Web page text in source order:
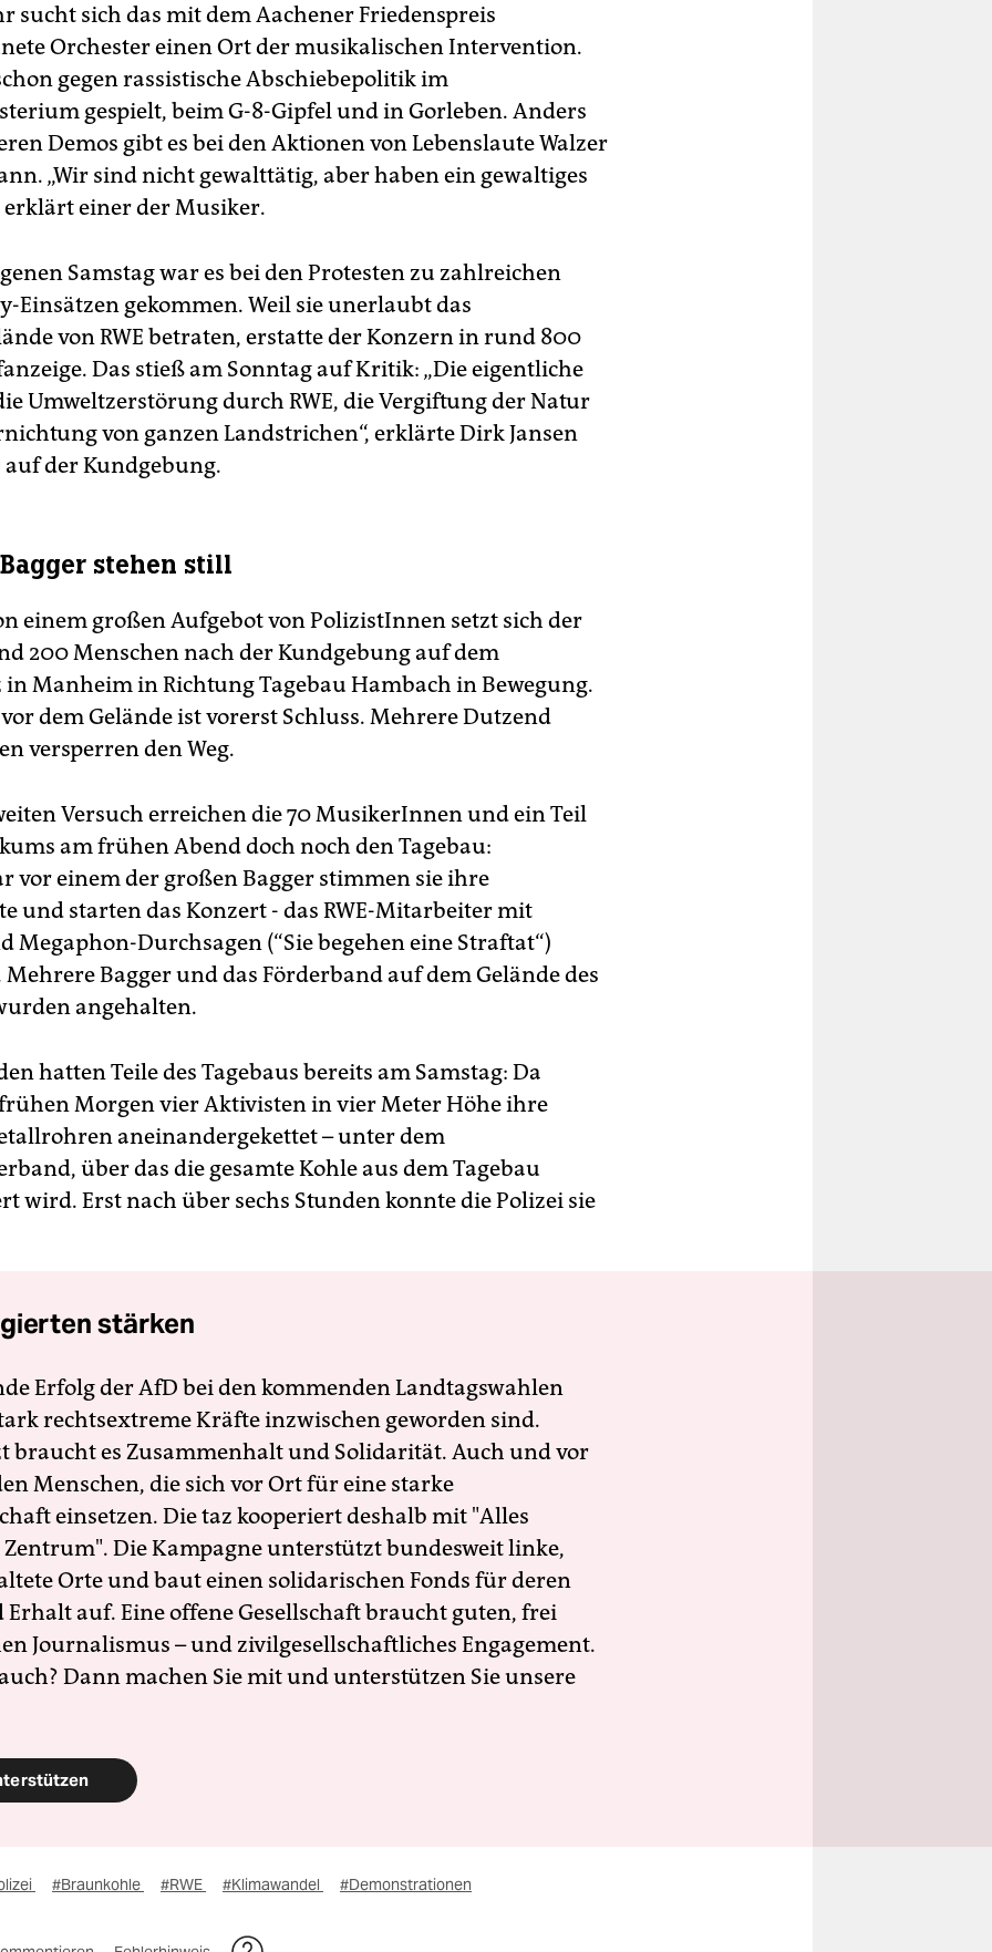
sucht sich das mit dem Aachener Friedenspreis
Orchester einen Ort der musikalischen Intervention.
gegen rassistische Abschiebepolitik im
gespielt, beim G-8-Gipfel und in Gorleben. Anders
Demos gibt es bei den Aktionen von Lebenslaute Walzer
„Wir sind nicht gewalttätig, aber haben ein gewaltiges
erklärt einer der Musiker.
Samstag war es bei den Protesten zu zahlreichen
Einsätzen gekommen. Weil sie unerlaubt das
von RWE betraten, erstatte der Konzern in rund 800
Das stieß am Sonntag auf Kritik: „Die eigentliche
Umweltzerstörung durch RWE, die Vergiftung der Natur
von ganzen Landstrichen“, erklärte Dirk Jansen
auf der Kundgebung.
stehen still
einem großen Aufgebot von PolizistInnen setzt sich der
200 Menschen nach der Kundgebung auf dem
Manheim in Richtung Tagebau Hambach in Bewegung.
dem Gelände ist vorerst Schluss. Mehrere Dutzend
versperren den Weg.
Versuch erreichen die 70 MusikerInnen und ein Teil
am frühen Abend doch noch den Tagebau:
vor einem der großen Bagger stimmen sie ihre
und starten das Konzert - das RWE-Mitarbeiter mit
Megaphon-Durchsagen (“Sie begehen eine Straftat“)
Bagger und das Förderband auf dem Gelände des
angehalten.
hatten Teile des Tagebaus bereits am Samstag: Da
Morgen vier Aktivisten in vier Meter Höhe ihre
aneinandergekettet – unter dem
über das die gesamte Kohle aus dem Tagebau
wird. Erst nach über sechs Stunden konnte die Polizei sie
stärken
Erfolg der AfD bei den kommenden Landtagswahlen
rechtsextreme Kräfte inzwischen geworden sind.
braucht es Zusammenhalt und Solidarität. Auch und vor
Menschen, die sich vor Ort für eine starke
einsetzen. Die taz kooperiert deshalb mit "Alles
Die Kampagne unterstützt bundesweit linke,
Orte und baut einen solidarischen Fonds für deren
Erhalt auf. Eine offene Gesellschaft braucht guten, frei
Journalismus – und zivilgesellschaftliches Engagement.
Dann machen Sie mit und unterstützen Sie unsere
#Braunkohle #RWE #Klimawandel #Demonstrationen